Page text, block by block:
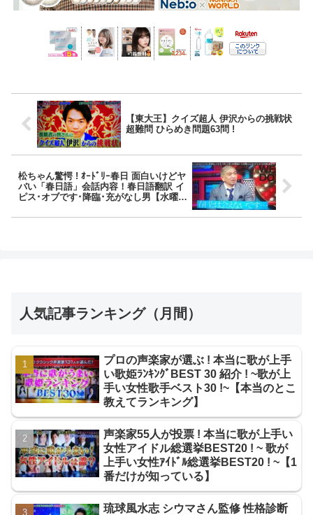
【東大王】クイズ超人 伊沢からの挑戦状
超難問 ひらめき問題63問 !
松ちゃん驚愕 ! ｵｰﾄﾞﾘｰ春日 面白いけどヤ
バい「春日語」会話内容！春日語翻訳 イ
ピス･オブです･降臨･充がなし男【水曜日
人気記事ランキング（月間）
プロの声楽家が選ぶ ! 本当に歌が上手
い歌姫ﾗﾝｷﾝｸﾞBEST 30 紹介 ! ~歌が上
手い女性歌手ベスト30 !~【本当のとこ
教えてランキング】
声楽家55人が投票 ! 本当に歌が上手い
女性アイドル総選挙BEST20 ! ~ 歌が
上手い女性ｱｲﾄﾞﾙ総選挙BEST20 ! ~【1
番だけが知っている】
琉球風水志 シウマさん監修 性格診断